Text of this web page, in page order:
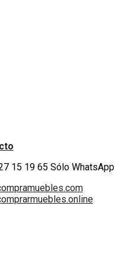
15 19 65 Sólo WhatsApp